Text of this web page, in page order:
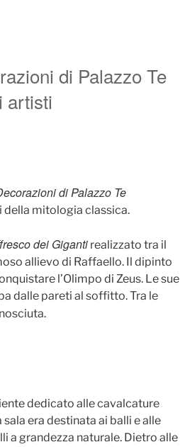
di Palazzo Te
artisti
di Palazzo Te
mitologia classica.
dei Giganti realizzato tra il
allievo di Raffaello. Il dipinto
l’Olimpo di Zeus. Le sue
dalle pareti al soffitto. Tra le
dedicato alle cavalcature
era destinata ai balli e alle
a grandezza naturale. Dietro alle